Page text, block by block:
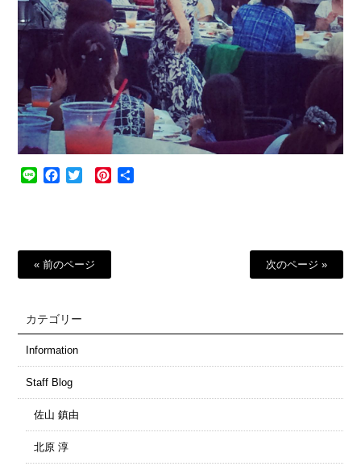
Line Facebook
Twitter Pinterest
« 前のページ 次のページ »
カテゴリー
Information
Staff Blog
佐山 鎮由
北原 淳